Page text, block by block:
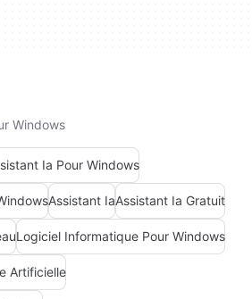
Windows
Ia Pour Windows
Assistant IaAssistant Ia Gratuit
Logiciel Informatique Pour Windows
Artificielle